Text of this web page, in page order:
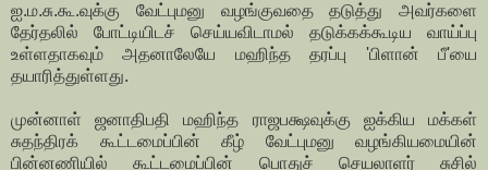
ஐ.ம.சு.கூ.வுக்கு வேட்புமனு வழங்குவதை தடுத்து அவர்களை
தேர்தலில் போட்டியிடச் செய்யவிடாமல் தடுக்கக்கூடிய வாய்ப்பு
உள்ளதாகவும் அதனாலேயே மஹிந்த தரப்பு 'பிளான் பீ'யை
தயாரித்துள்ளது.
முன்னாள் ஜனாதிபதி மஹிந்த ராஜபக்ஷவுக்கு ஐக்கிய மக்கள்
சுதந்திரக் கூட்டமைப்பின் கீழ் வேட்புமனு வழங்கியமையின்
பின்னணியில் கூட்டமைப்பின் பொதுச் செயலாளர் சுசில்